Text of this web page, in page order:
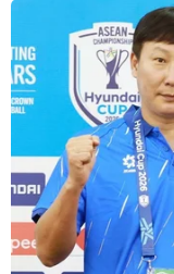
hoạt động trên